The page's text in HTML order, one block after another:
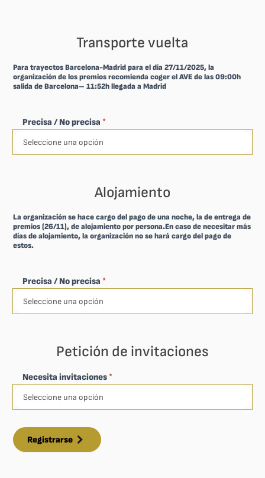
Transporte vuelta
Para trayectos Barcelona-Madrid para el día 27/11/2025, la
organización de los premios recomienda coger el AVE de las 09:00h
salida de Barcelona– 11:52h llegada a Madrid
Precisa / No precisa *
Alojamiento
La organización se hace cargo del pago de una noche, la de entrega de
premios (26/11), de alojamiento por persona.En caso de necesitar más
días de alojamiento, la organización no se hará cargo del pago de
estos.
Precisa / No precisa *
Petición de invitaciones
Necesita invitaciones*
Registrarse